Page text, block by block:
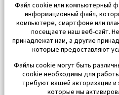
Файл cookie или компьютерный
информационный файл,
компьютере, смартфоне или
посещаете наш веб-сайт.
принадлежат нам, а другие
которые предоставляют
Файлы cookie могут быть
cookie необходимы для
требуют вашей авторизации
которые мы